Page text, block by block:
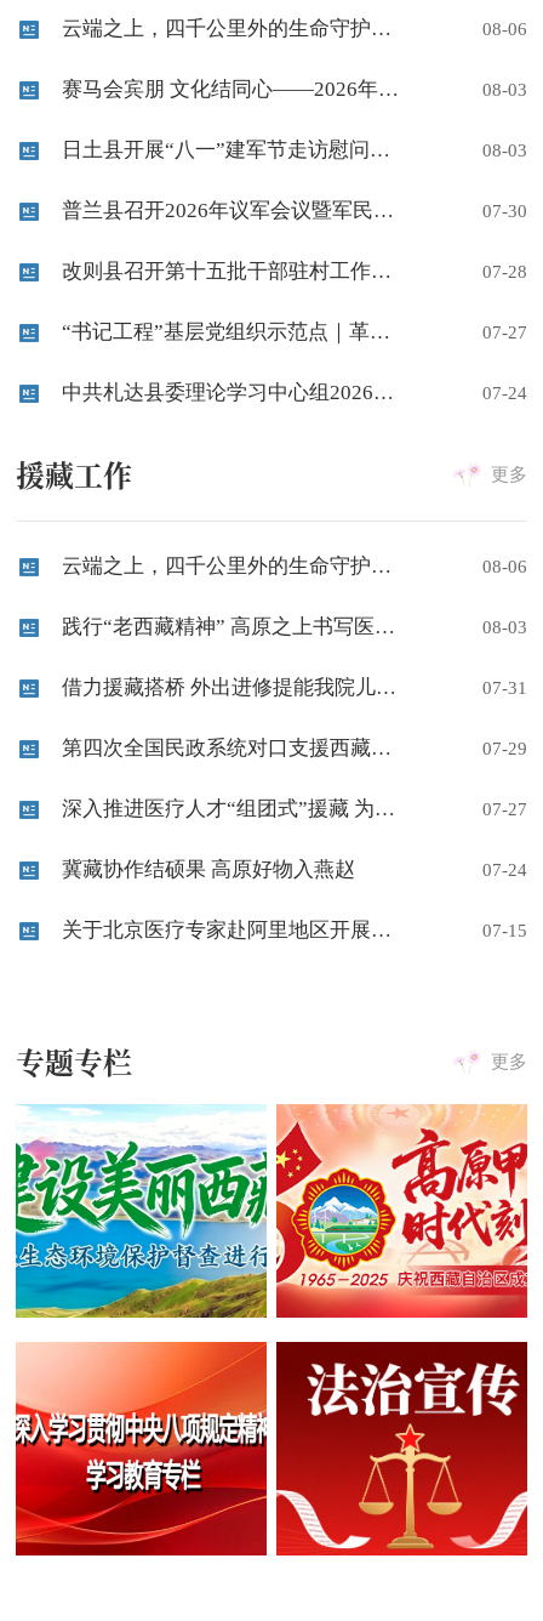
云端之上，四千公里外的生命守护——援藏专家霍鹏伟在噶尔县人民医院完成首例复合麻醉手术 08-06
赛马会宾朋 文化结同心——2026年改则县优质农畜产品出乡进城促销暨全民健身运动会开幕 08-03
日土县开展“八一”建军节走访慰问驻军部队活动 08-03
普兰县召开2026年议军会议暨军民融合发展会议 07-30
改则县召开第十五批干部驻村工作第三次调度会暨驻村领域安全生产工作部署会议 07-28
“书记工程”基层党组织示范点｜革吉县擦咔乡羌麦村擦亮“红色盐湖”金字招牌 打造边境党建红色经济示范带 07-27
中共札达县委理论学习中心组2026年第7次集体学习会 07-24
援藏工作 更多
云端之上，四千公里外的生命守护——援藏专家霍鹏伟在噶尔县人民医院完成首例复合麻醉手术 08-06
践行“老西藏精神” 高原之上书写医者担当 08-03
借力援藏搭桥 外出进修提能我院儿科骨干团队赴河北省儿童医院NICU专项学习取经 07-31
第四次全国民政系统对口支援西藏工作推进会召开 王君正李常官出席并讲话 07-29
深入推进医疗人才“组团式”援藏 为加快建设健康中国贡献智慧力量 07-27
冀藏协作结硕果 高原好物入燕赵 07-24
关于北京医疗专家赴阿里地区开展公益义诊巡诊活动的公告 07-15
专题专栏 更多